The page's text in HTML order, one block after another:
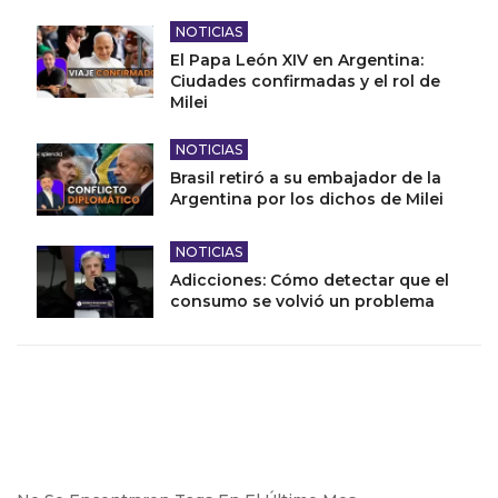
NOTICIAS
El Papa León XIV en Argentina:
Ciudades confirmadas y el rol de
Milei
NOTICIAS
Brasil retiró a su embajador de la
Argentina por los dichos de Milei
NOTICIAS
Adicciones: Cómo detectar que el
consumo se volvió un problema